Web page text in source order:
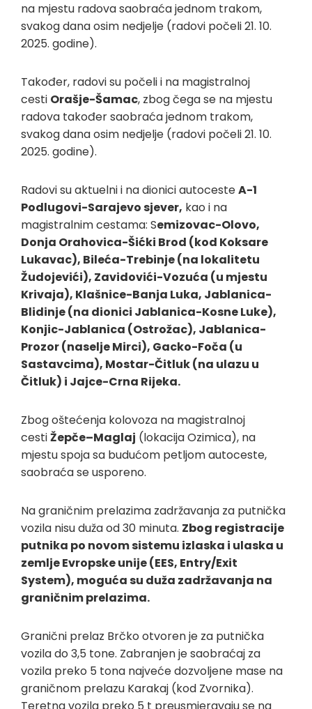
na mjestu radova saobraća jednom trakom,
svakog dana osim nedjelje (radovi počeli 21. 10.
2025. godine).
Također, radovi su počeli i na magistralnoj
cesti Orašje-Šamac, zbog čega se na mjestu
radova također saobraća jednom trakom,
svakog dana osim nedjelje (radovi počeli 21. 10.
2025. godine).
Radovi su aktuelni i na dionici autocesteA-1
Podlugovi-Sarajevo sjever, kao i na
magistralnim cestama: Semizovac-Olovo,
Donja Orahovica-Šićki Brod (kod Koksare
Lukavac), Bileća-Trebinje (na lokalitetu
Žudojevići), Zavidovići-Vozuća (u mjestu
Krivaja), Klašnice-Banja Luka, Jablanica-
Blidinje (na dionici Jablanica-Kosne Luke),
Konjic-Jablanica (Ostrožac), Jablanica-
Prozor (naselje Mirci), Gacko-Foča (u
Sastavcima), Mostar-Čitluk (na ulazu u
Čitluk) i Jajce-Crna Rijeka.
Zbog oštećenja kolovoza na magistralnoj
cestiŽepče–Maglaj (lokacija Ozimica), na
mjestu spoja sa budućom petljom autoceste,
saobraća se usporeno.
Na graničnim prelazima zadržavanja za putnička
vozila nisu duža od 30 minuta. Zbog registracije
putnika po novom sistemu izlaska i ulaska u
zemlje Evropske unije (EES, Entry/Exit
System), moguća su duža zadržavanja na
graničnim prelazima.
Granični prelaz Brčko otvoren je za putnička
vozila do 3,5 tone. Zabranjen je saobraćaj za
vozila preko 5 tona najveće dozvoljene mase na
graničnom prelazu Karakaj (kod Zvornika).